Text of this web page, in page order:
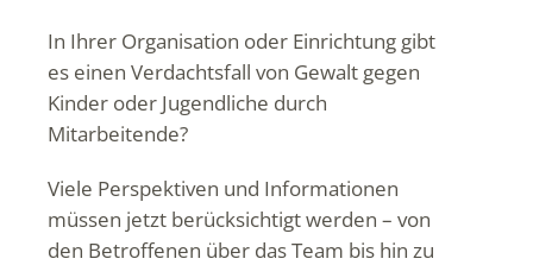
In Ihrer Organisation oder Einrichtung gibt
es einen Verdachtsfall von Gewalt gegen
Kinder oder Jugendliche durch
Mitarbeitende?
Viele Perspektiven und Informationen
müssen jetzt berücksichtigt werden – von
den Betroffenen über das Team bis hin zu